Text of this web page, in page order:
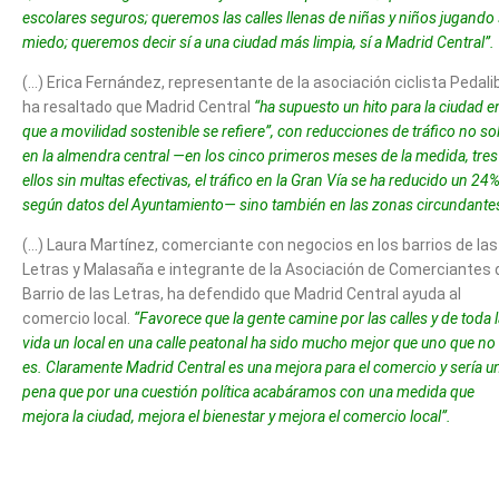
escolares seguros; queremos las calles llenas de niñas y niños jugando
miedo; queremos decir sí a una ciudad más limpia, sí a Madrid Central”.
(…) Erica Fernández, representante de la asociación ciclista
ha resaltado que Madrid Central “ha supuesto un hito para la ciudad
que a movilidad sostenible se refiere”, con reducciones de tráfico no
en la almendra central —en los cinco primeros meses de la medida,
ellos sin multas efectivas, el tráfico en la Gran Vía se ha reducido un
según datos del Ayuntamiento— sino también en las zonas
(…) Laura Martínez, comerciante con negocios en los barrios de las
Letras y Malasaña e integrante de la Asociación de Comerciantes
Barrio de las Letras, ha defendido que Madrid Central ayuda al
comercio local. “Favorece que la gente camine por las calles y de toda
vida un local en una calle peatonal ha sido mucho mejor que uno que no
es. Claramente Madrid Central es una mejora para el comercio y sería
pena que por una cuestión política acabáramos con una medida que
mejora la ciudad, mejora el bienestar y mejora el comercio local”.